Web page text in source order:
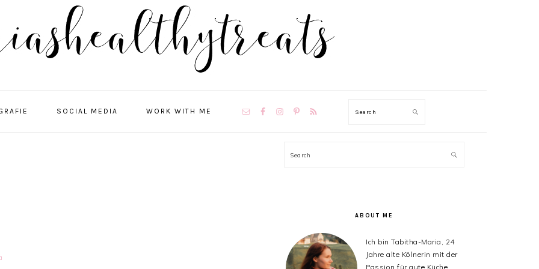
SOCIAL MEDIA WORK WITH ME
NAVIGATION
MENU:
Search
SIDEBAR
Search
ABOUT ME
Ich bin Tabitha-Maria, 24
Jahre alte Kölnerin mit der
Passion für gute Küche,